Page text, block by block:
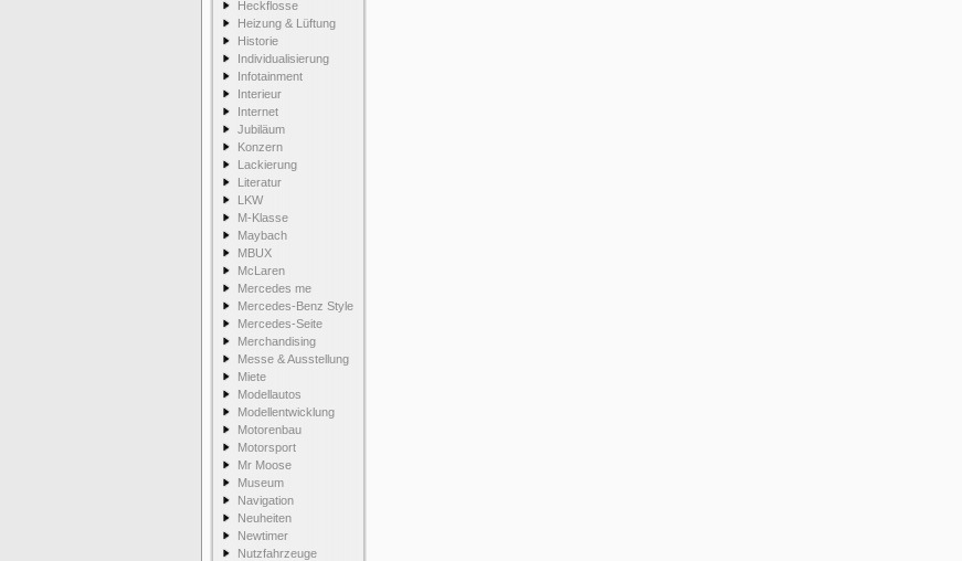
Heckflosse
Heizung & Lüftung
Historie
Individualisierung
Infotainment
Interieur
Internet
Jubiläum
Konzern
Lackierung
Literatur
LKW
M-Klasse
Maybach
MBUX
McLaren
Mercedes me
Mercedes-Benz Style
Mercedes-Seite
Merchandising
Messe & Ausstellung
Miete
Modellautos
Modellentwicklung
Motorenbau
Motorsport
Mr Moose
Museum
Navigation
Neuheiten
Newtimer
Nutzfahrzeuge